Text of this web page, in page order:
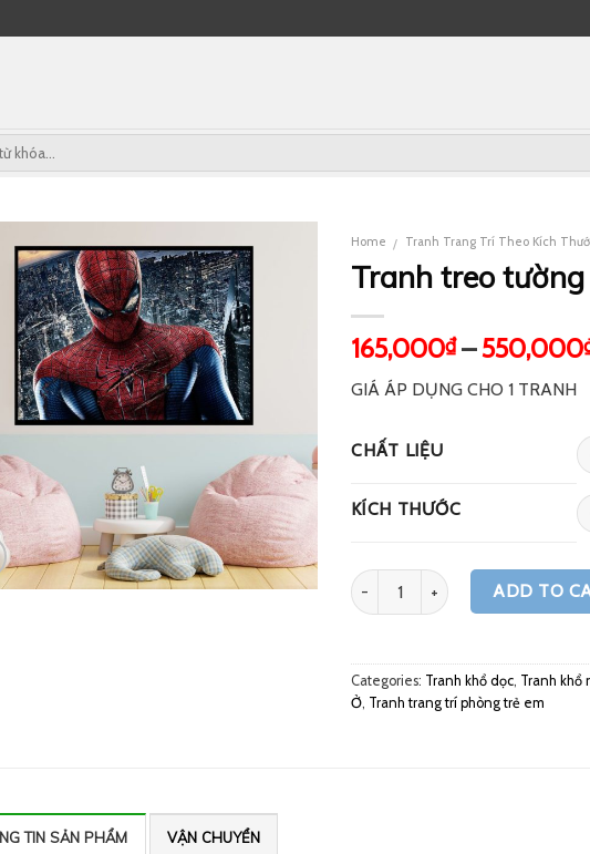
Home / Tranh Trang Trí Theo Kích
Tranh treo
165,000₫–550,000
GIÁ ÁP DỤNG CHO 1 TRANH
CHẤT LIỆU
KÍCH THƯỚC
Quantity ADD TO
Categories: Tranh khổ dọc, Tranh khổ
Ở, Tranh trang trí phòng trẻ em
TIN SẢN PHẨM VẬN CHUYỂN